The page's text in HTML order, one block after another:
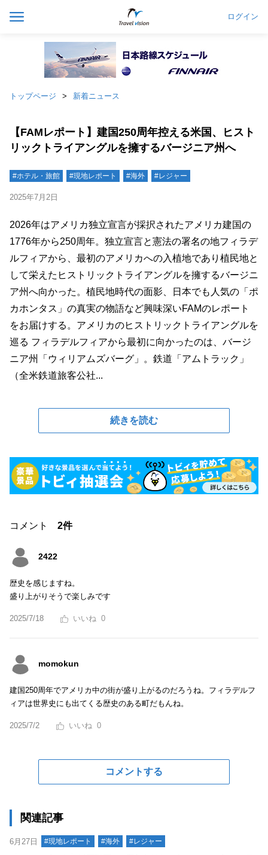
ログイン
トップページ 新着ニュース
【FAMレポート】建国250周年控える米国、ヒスト
リックトライアングルを擁するバージニア州へ
#ホテル・旅館 #現地レポート #海外 #レジャー
2025年7月2日
2026年はアメリカ独立宣言が採択されたアメリカ建国の
1776年から250周年。独立宣言と憲法の署名の地フィラデ
ルフィアから、最初のアメリカへの入植地であり植民地と
して栄えたヒストリックトライアングルを擁するバージニ
ア州へ向かった。植民地時代の面影、日本でも人気の「ポ
カホンタス」の真実の物語など興味深いFAMのレポート
をお届けする。アメリカのヒストリックトライアングルを
巡る フィラデルフィアから最初に向かったのは、バージ
ニア州「ウィリアムズバーグ」。鉄道「アムトラック」
（全米鉄道旅客公社...
続きを読む
コメント 2件
2422
歴史を感じますね。
盛り上がりそうで楽しみです
2025/7/18 0
momokun
建国250周年でアメリカ中の街が盛り上がるのだろうね。フィラデルフ
ィアは世界史にも出てくる歴史のある町だもんね。
2025/7/2 0
コメントする
関連記事
6月27日 #現地レポート #海外 #レジャー